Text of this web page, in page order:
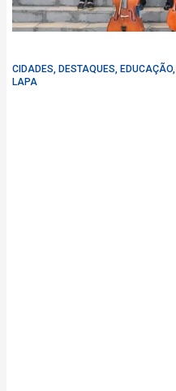
CIDADES, DESTAQUES, EDUCAÇÃO,
LAPA